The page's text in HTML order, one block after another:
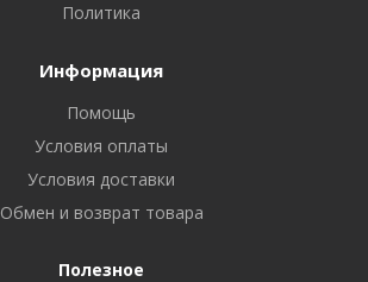
Политика
Информация
Помощь
Условия оплаты
Условия доставки
Обмен и возврат товара
Полезное